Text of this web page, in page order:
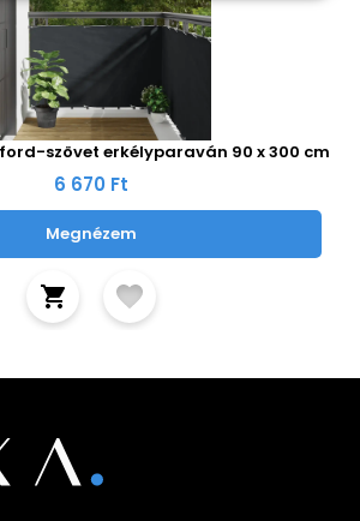
szövet erkélyparaván 90 x 300 cm
6 670 Ft
Megnézem